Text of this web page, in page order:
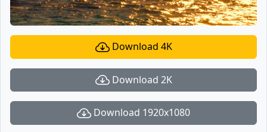
Download 4K
Download 2K
Download 1920x1080